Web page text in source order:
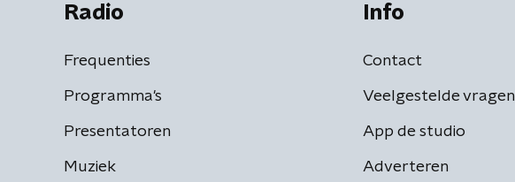
Radio
Frequenties
Programma's
Presentatoren
Muziek
Info
Contact
Veelgestelde vragen
App de studio
Adverteren